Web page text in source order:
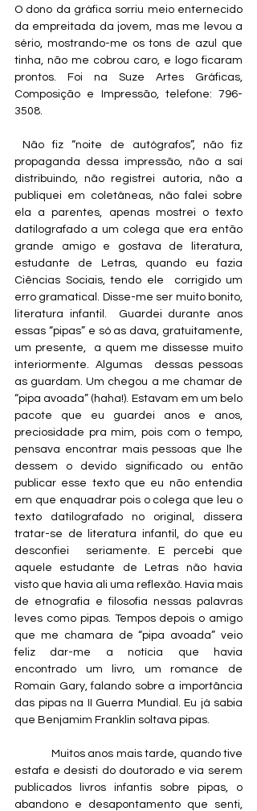
O dono da gráfica sorriu meio enternecido
da empreitada da jovem, mas me levou a
sério, mostrando-me os tons de azul que
tinha, não me cobrou caro, e logo ficaram
prontos. Foi na Suze Artes Gráficas,
Composição e Impressão, telefone: 796-
3508.
Não fiz “noite de autógrafos”, não fiz
propaganda dessa impressão, não a saí
distribuindo, não registrei autoria, não a
publiquei em coletâneas, não falei sobre
ela a parentes, apenas mostrei o texto
datilografado a um colega que era então
grande amigo e gostava de literatura,
estudante de Letras, quando eu fazia
Ciências Sociais, tendo ele  corrigido um
erro gramatical. Disse-me ser muito bonito,
literatura infantil.  Guardei durante anos
essas “pipas” e só as dava, gratuitamente,
um presente,  a quem me dissesse muito
interiormente. Algumas  dessas pessoas
as guardam. Um chegou a me chamar de
“pipa avoada” (haha!). Estavam em um belo
pacote que eu guardei anos e anos,
preciosidade pra mim, pois com o tempo,
pensava encontrar mais pessoas que lhe
dessem o devido significado ou então
publicar esse texto que eu não entendia
em que enquadrar pois o colega que leu o
texto datilografado no original, dissera
tratar-se de literatura infantil, do que eu
desconfiei  seriamente. E percebi que
aquele estudante de Letras não havia
visto que havia ali uma reflexão. Havia mais
de etnografia e filosofia nessas palavras
leves como pipas. Tempos depois o amigo
que me chamara de “pipa avoada” veio
feliz dar-me a notícia que havia
encontrado um livro, um romance de
Romain Gary, falando sobre a importância
das pipas na II Guerra Mundial. Eu já sabia
que Benjamim Franklin soltava pipas.
Muitos anos mais tarde, quando tive
estafa e desisti do doutorado e via serem
publicados livros infantis sobre pipas, o
abandono e desapontamento que senti,